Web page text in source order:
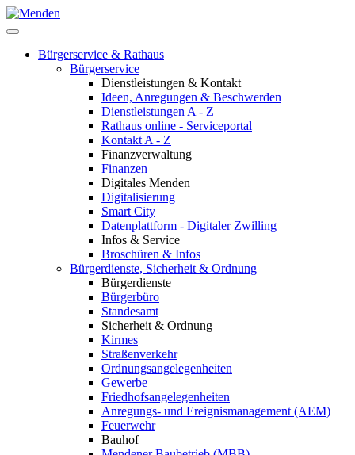
Bürgerservice & Rathaus
Bürgerservice
Dienstleistungen & Kontakt
Ideen, Anregungen & Beschwerden
Dienstleistungen A - Z
Rathaus online - Serviceportal
Kontakt A - Z
Finanzverwaltung
Finanzen
Digitales Menden
Digitalisierung
Smart City
Datenplattform - Digitaler Zwilling
Infos & Service
Broschüren & Infos
Bürgerdienste, Sicherheit & Ordnung
Bürgerdienste
Bürgerbüro
Standesamt
Sicherheit & Ordnung
Kirmes
Straßenverkehr
Ordnungsangelegenheiten
Gewerbe
Friedhofsangelegenheiten
Anregungs- und Ereignismanagement (AEM)
Feuerwehr
Bauhof